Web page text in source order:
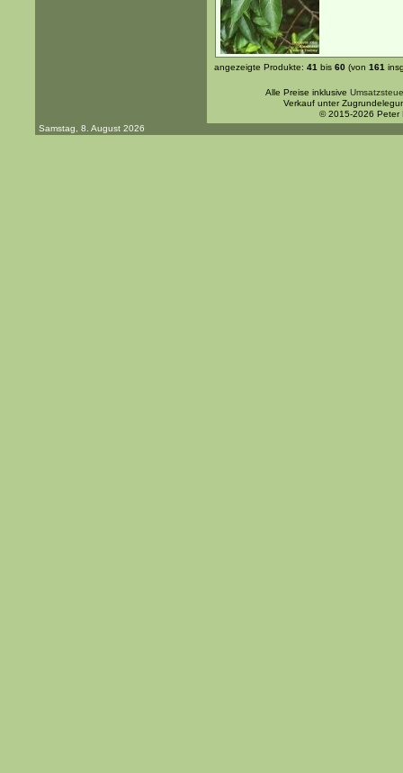
angezeigte Produkte: 41 bis 60 (von 161
Alle Preise inklusive
Verkauf unter
© 2015-2026 Peter
Samstag, 8. August 2026